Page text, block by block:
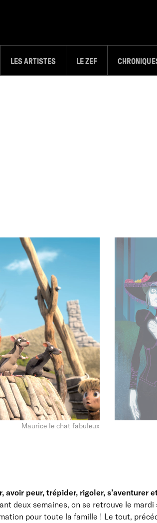
LES ARTISTES LE ZEF
Maurice le chat fabuleux
avoir peur, trépider, rigoler, s’aventurer
deux semaines, on se retrouve le
pour toute la famille ! Le tout,